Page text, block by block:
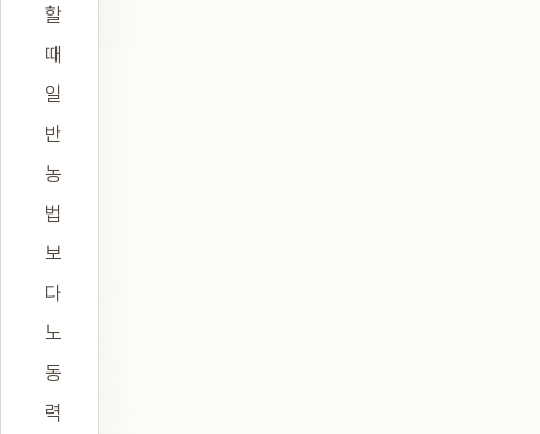
할
때
일
반
농
법
보
다
노
동
력